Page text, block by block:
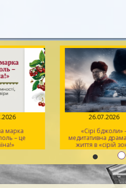
марка
– це
26.07.2026
«Сірі бджоли»
медитативна
життя в «сірій